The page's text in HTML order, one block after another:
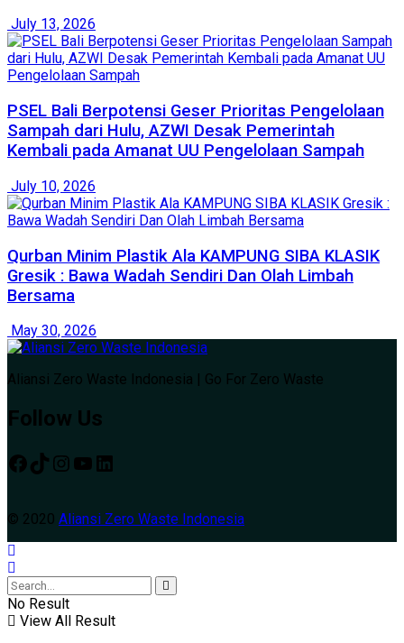
July 13, 2026
PSEL Bali Berpotensi Geser Prioritas Pengelolaan
Sampah dari Hulu, AZWI Desak Pemerintah
Kembali pada Amanat UU Pengelolaan Sampah
July 10, 2026
Qurban Minim Plastik Ala KAMPUNG SIBA KLASIK
Gresik : Bawa Wadah Sendiri Dan Olah Limbah
Bersama
May 30, 2026
Aliansi Zero Waste Indonesia | Go For Zero Waste
Follow Us
© 2020 Aliansi Zero Waste Indonesia
No Result
View All Result